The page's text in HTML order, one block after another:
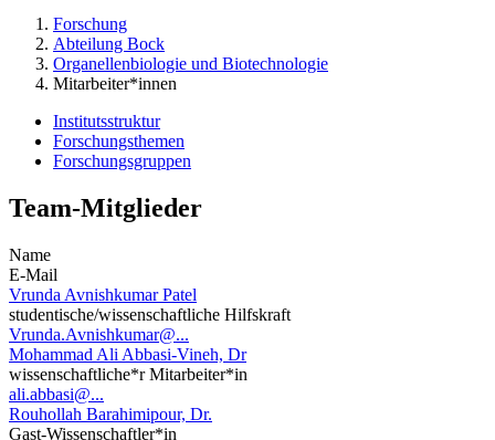
Forschung
Abteilung Bock
Organellenbiologie und Biotechnologie
Mitarbeiter*innen
Institutsstruktur
Forschungsthemen
Forschungsgruppen
Team-Mitglieder
Name
E-Mail
Vrunda Avnishkumar Patel
studentische/wissenschaftliche Hilfskraft
Vrunda.Avnishkumar@...
Mohammad Ali Abbasi-Vineh, Dr
wissenschaftliche*r Mitarbeiter*in
ali.abbasi@...
Rouhollah Barahimipour, Dr.
Gast-Wissenschaftler*in